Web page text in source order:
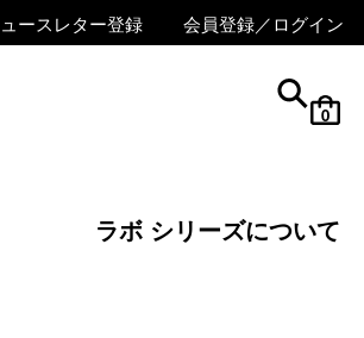
ースレター登録 会員登録／ログイン
ラボ シリーズについて
cart
0